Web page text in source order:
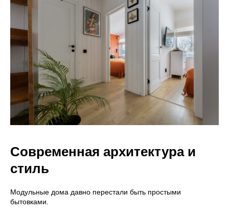
Современная архитектура и
стиль
Модульные дома давно перестали быть простыми
бытовками.